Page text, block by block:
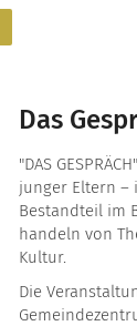
Das
"DAS
junger Eltern –
Bestandteil im
handeln von
Kultur.
Die